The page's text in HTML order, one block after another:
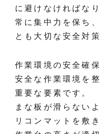
に避けなければな
常に集中力を保ち
とも大切な安全対
作業環境の安全確保
安全な作業環境を
重要な要素です。
まな板が滑らない
リコンマットを敷き